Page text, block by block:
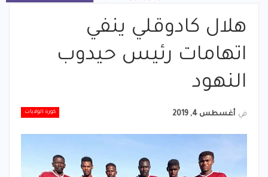
هلال كادوقلي ينفي
اتهامات رئيس حيدوب
النهود
كورة الولايات في أغسطس 4, 2019